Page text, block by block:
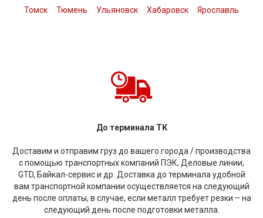
Томск
Тюмень Ульяновск Хабаровск Ярославль
До терминала ТК
Доставим и отправим груз до вашего города / производства
с помощью транспортных компаний ПЭК, Деловые линии,
GTD, Байкал-сервис и др. Доставка до терминала удобной
вам транспортной компании осуществляется на следующий
день после оплаты, в случае, если металл требует резки – на
следующий день после подготовки металла.